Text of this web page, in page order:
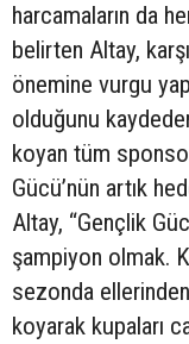
harcamaların da
belirten Altay,
önemine vurgu
olduğunu
koyan tüm
Gücü’nün artık
Altay, “Gençlik
şampiyon olmak.
sezonda
koyarak kupaları